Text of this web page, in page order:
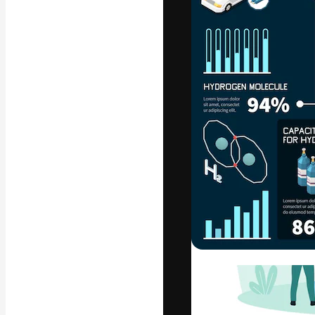
La plataforma
trabajo. Más
entre
estudios.
Español
Copyright ©